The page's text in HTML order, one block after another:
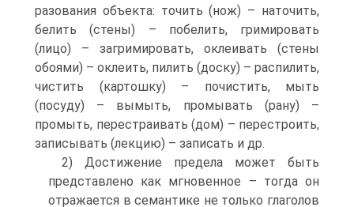
разования объекта: точить (нож) – наточить,
белить (стены) – по­белить, гримировать
(лицо) – загримировать, оклеивать (стены
обоями) – оклеить, пилить (доску) – распилить,
чистить (картошку) – почис­тить, мыть
(посуду) – вымыть, промывать (рану) –
промыть, пере­страивать (дом) – перестроить,
записывать (лекцию) – записать и др.
2) Достижение предела может быть
представлено как мгновенное – тогда он
отражается в семантике не только глаголов